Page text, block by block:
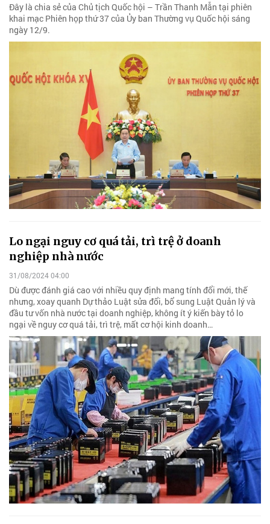
Đây là chia sẻ của Chủ tịch Quốc hội – Trần Thanh Mẫn tại phiên
khai mạc Phiên họp thứ 37 của Ủy ban Thường vụ Quốc hội sáng
ngày 12/9.
Lo ngại nguy cơ quá tải, trì trệ ở doanh
nghiệp nhà nước
31/08/2024 04:00
Dù được đánh giá cao với nhiều quy định mang tính đổi mới, thế
nhưng, xoay quanh Dự thảo Luật sửa đổi, bổ sung Luật Quản lý và
đầu tư vốn nhà nước tại doanh nghiệp, không ít ý kiến bày tỏ lo
ngại về nguy cơ quá tải, trì trệ, mất cơ hội kinh doanh…